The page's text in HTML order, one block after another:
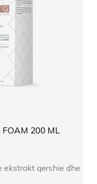
FOAM 200 ML
ekstrakt qershie dhe